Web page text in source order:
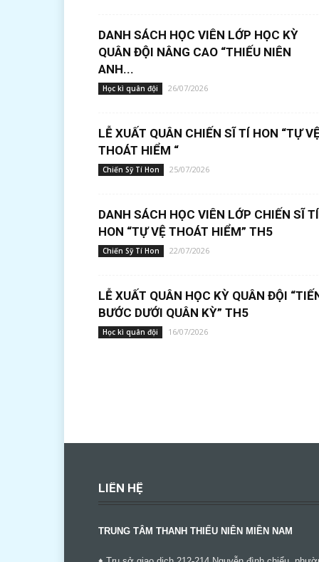
DANH SÁCH HỌC VIÊN LỚP HỌC KỲ
QUÂN ĐỘI NÂNG CAO “THIẾU NIÊN
ANH...
Học kì quân đội 26/07/2026
LỄ XUẤT QUÂN CHIẾN SĨ TÍ HON “TỰ
THOÁT HIỂM “
Chiến Sỹ Tí Hon 25/07/2026
DANH SÁCH HỌC VIÊN LỚP CHIẾN SĨ TÍ
HON “TỰ VỆ THOÁT HIỂM” TH5
Chiến Sỹ Tí Hon 22/07/2026
LỄ XUẤT QUÂN HỌC KỲ QUÂN ĐỘI
BƯỚC DƯỚI QUÂN KỲ” TH5
Học kì quân đội 16/07/2026
LIÊN HỆ
TRUNG TÂM THANH THIẾU NIÊN MIỀN NAM